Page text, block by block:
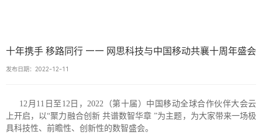
十年携手 移路同行 —— 网思科技与中国移动共襄十周年盛会
发布日期：2022-12-11
12月11日至12日，2022（第十届）中国移动全球合作伙伴大会云
上开启，以“聚力融合创新 共谱数智华章 ”为主题，为大家带来一场极
具科技性、前瞻性、创新性的数智盛会。